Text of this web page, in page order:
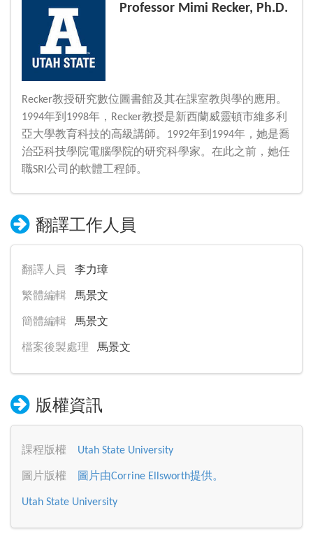
Professor Mimi Recker, Ph.D.
Recker教授研究數位圖書館及其在課室教與學的應用。
1994年到1998年，Recker教授是新西蘭威靈頓市維多利
亞大學教育科技的高級講師。1992年到1994年，她是喬
治亞科技學院電腦學院的研究科學家。在此之前，她任
職SRI公司的軟體工程師。
翻譯工作人員
翻譯人員 李力璋
繁體編輯 馬景文
簡體編輯 馬景文
檔案後製處理 馬景文
版權資訊
課程版權 Utah State University
圖片版權 圖片由Corrine Ellsworth提供。
Utah State University